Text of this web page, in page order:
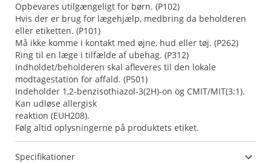
Opbevares utilgængeligt for børn. (P102)
Hvis der er brug for lægehjælp, medbring da beholderen
eller etiketten. (P101)
Må ikke komme i kontakt med øjne, hud eller tøj. (P262)
Ring til en læge i tilfælde af ubehag. (P312)
Indholdet/beholderen skal afleveres til den lokale
modtagestation for affald. (P501)
Indeholder 1,2-benzisothiazol-3(2H)-on og CMIT/MIT(3:1).
Kan udløse allergisk
reaktion (EUH208).
Følg altid oplysningerne på produktets etiket.
Specifikationer